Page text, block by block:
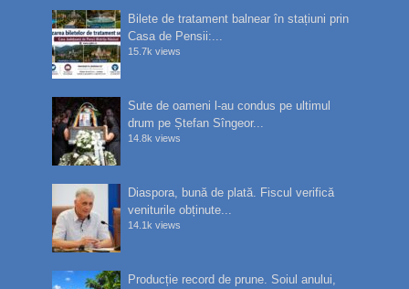
Bilete de tratament balnear în stațiuni prin
Casa de Pensii:...
15.7k views
Sute de oameni l-au condus pe ultimul
drum pe Ștefan Sîngeor...
14.8k views
Diaspora, bună de plată. Fiscul verifică
veniturile obținute...
14.1k views
Producție record de prune. Soiul anului,